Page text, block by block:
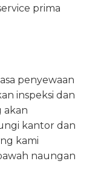
prima
penyewaan
inspeksi dan
akan
kantor dan
kami
naungan